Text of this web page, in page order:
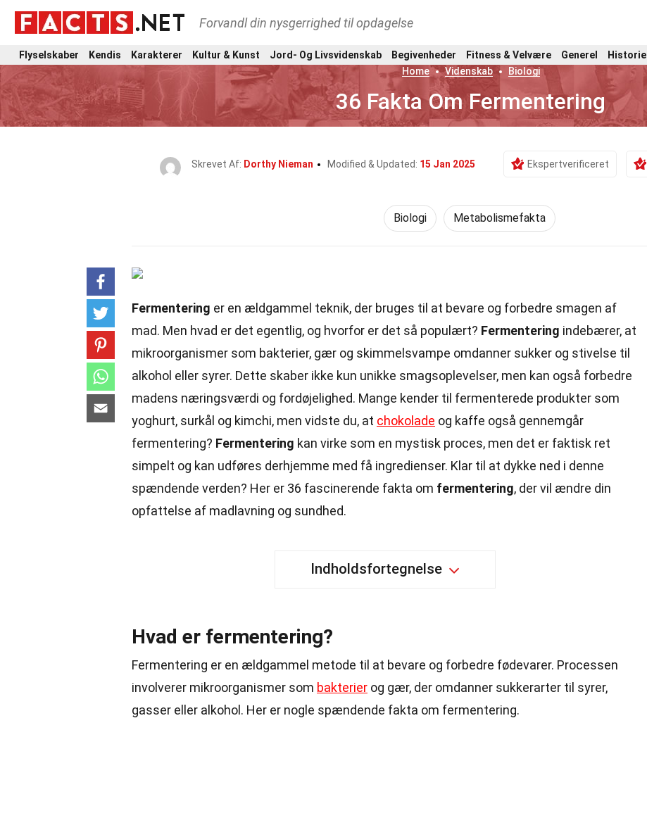
Forvandl din nysgerrighed til opdagelse
Flyselskaber Kendis Karakterer Kultur & Kunst Jord- Og Livsvidenskab Begivenheder Fitness & Velvære Generel Historie
Home
Videnskab Biologi
36 Fakta Om Fermentering
Skrevet Af: Dorthy Nieman Modified & Updated: 15 Jan 2025 Ekspertverificeret
Biologi Metabolismefakta
Fermentering er en ældgammel teknik, der bruges til at bevare og forbedre smagen af
mad. Men hvad er det egentlig, og hvorfor er det så populært? Fermentering indebærer, at
mikroorganismer som bakterier, gær og skimmelsvampe omdanner sukker og stivelse til
alkohol eller syrer. Dette skaber ikke kun unikke smagsoplevelser, men kan også forbedre
madens næringsværdi og fordøjelighed. Mange kender til fermenterede produkter som
yoghurt, surkål og kimchi, men vidste du, at chokolade og kaffe også gennemgår
fermentering? Fermentering kan virke som en mystisk proces, men det er faktisk ret
simpelt og kan udføres derhjemme med få ingredienser. Klar til at dykke ned i denne
spændende verden? Her er 36 fascinerende fakta om fermentering, der vil ændre din
opfattelse af madlavning og sundhed.
Indholdsfortegnelse
Hvad er fermentering?
Fermentering er en ældgammel metode til at bevare og forbedre fødevarer. Processen
involverer mikroorganismer som bakterier og gær, der omdanner sukkerarter til syrer,
gasser eller alkohol. Her er nogle spændende fakta om fermentering.